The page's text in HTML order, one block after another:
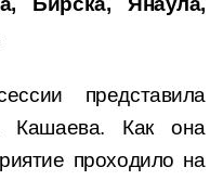
представила
Кашаева. Как она
проходило на